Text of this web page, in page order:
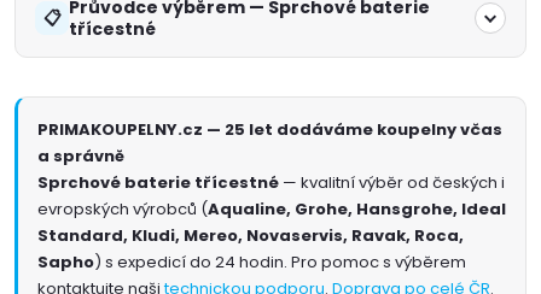
Průvodce výběrem — Sprchové baterie
třícestné
PRIMAKOUPELNY.cz — 25 let dodáváme koupelny včas
a správně
Sprchové baterie třícestné — kvalitní výběr od českých i
evropských výrobců (Aqualine, Grohe, Hansgrohe, Ideal
Standard, Kludi, Mereo, Novaservis, Ravak, Roca,
Sapho) s expedicí do 24 hodin. Pro pomoc s výběrem
kontaktujte našitechnickou podporu. Doprava po celé ČR.